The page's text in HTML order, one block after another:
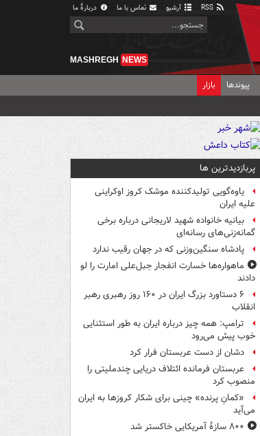
آرشیو تماس با ما دربارهٔ ما
MASHREGH NEWS
پیوندها بازار
پربازدیدترین ها
یاوه‌گویی تولیدکننده موشک کروز اوکراینی
علیه ایران
بیانیه خانواده شهید لاریجانی درباره برخی
گمانه‌زنی‌های رسانه‌ای
پادشاه سنگین‌وزنی که در جهان رقیب ندارد
ماهواره‌ها خسارت انفجار جبل‌علی امارت را لو
دادند
۶ دستاورد بزرگ ایران در ۱۶۰ روز رهبری رهبر
انقلاب
ترامپ: همه چیز درباره ایران به طور استثنایی
خوب پیش می‌رود
دشان از دست عربستان فرار کرد
عربستان فرمانده ائتلاف دریایی چندملیتی را
منصوب کرد
«کمانِ پرنده» چینی برای شکار کروزها به ایران
می‌آید
۸۰۰ سازۀ آمریکایی خاکستر شد